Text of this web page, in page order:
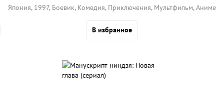
Япония, 1997, Боевик, Комедия, Приключения, Мультфильм, Аниме
В избранное